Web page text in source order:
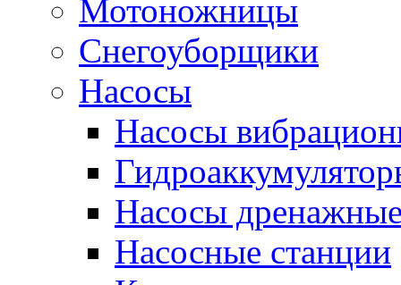
Мотоножницы
Снегоуборщики
Насосы
Насосы
Насосы
Насосные станции